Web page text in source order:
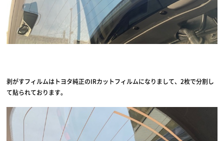
剥がすフィルムはトヨタ純正のIRカットフィルムになりまして、2枚で分割し
て貼られております。